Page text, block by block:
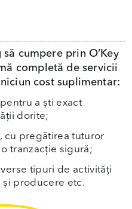
cumpere prin O’Key
completă de servicii
cost suplimentar:
a ști exact
dorite;
cu pregătirea tuturor
tranzacție sigură;
tipuri de activități
și producere etc.